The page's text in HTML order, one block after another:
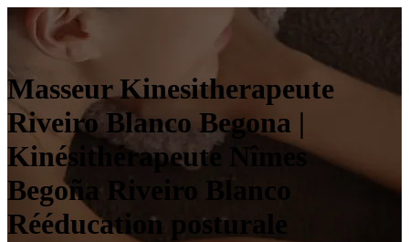
Masseur Kinesitherapeute
Riveiro Blanco Begona |
Kinésithérapeu­te Nîmes
Begoña Riveiro Blanco
Rééducation posturale